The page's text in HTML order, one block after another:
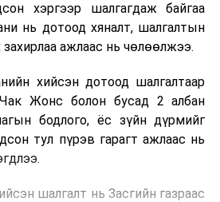
хэргээр шалгагдаж байгаа
нь дотоод хяналт, шалгалтын
захирлаа ажлаас нь чөлөөлжээ.
хийсэн дотоод шалгалтаар
Чак Жонс болон бусад 2 албан
бодлого, ёс зүйн дүрмийг
тул пүрэв гарагт ажлаас нь
шалгалт нь Засгийн газраас